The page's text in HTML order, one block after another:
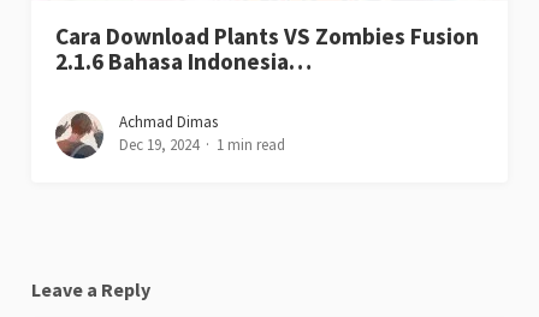
Cara Download Plants VS Zombies Fusion
2.1.6 Bahasa Indonesia…
Achmad Dimas
Dec 19, 2024
1 min read
Leave a Reply